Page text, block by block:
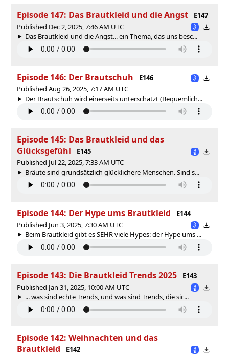
Episode 147: Das Brautkleid und die Angst
E147
Published Dec 2, 2025, 7:46 AM UTC
Das Brautkleid und die Angst... ein Thema, das uns besc...
Episode 146: Der Brautschuh
E146
Published Aug 26, 2025, 7:17 AM UTC
Der Brautschuh wird einerseits unterschätzt (Bequemlich...
Episode 145: Das Brautkleid und das
Glücksgefühl
E145
Published Jul 22, 2025, 7:33 AM UTC
Bräute sind grundsätzlich glücklichere Menschen. Sind s...
Episode 144: Der Hype ums Brautkleid
E144
Published Jun 3, 2025, 7:30 AM UTC
Beim Brautkleid gibt es SEHR viele Hypes: der Hype ums ...
Episode 143: Die Brautkleid Trends 2025
E143
Published Jan 31, 2025, 10:00 AM UTC
... was sind echte Trends, und was sind Trends, die sic...
Episode 142: Weihnachten und das
Brautkleid
E142